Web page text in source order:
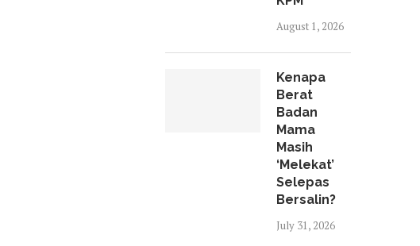
August 1, 2026
Kenapa
Berat
Badan
Mama
Masih
‘Melekat’
Selepas
Bersalin?
July 31, 2026